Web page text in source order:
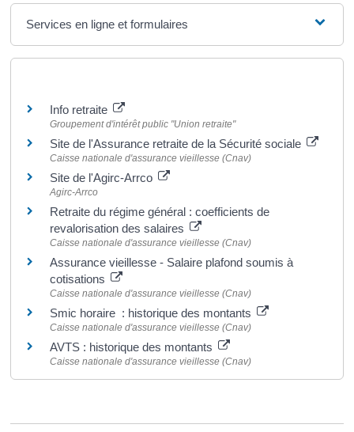
Services en ligne et formulaires
Info retraite
Groupement d'intérêt public "Union retraite"
Site de l'Assurance retraite de la Sécurité sociale
Caisse nationale d'assurance vieillesse (Cnav)
Site de l'Agirc-Arrco
Agirc-Arrco
Retraite du régime général : coefficients de
revalorisation des salaires
Caisse nationale d'assurance vieillesse (Cnav)
Assurance vieillesse - Salaire plafond soumis à
cotisations
Caisse nationale d'assurance vieillesse (Cnav)
Smic horaire : historique des montants
Caisse nationale d'assurance vieillesse (Cnav)
AVTS : historique des montants
Caisse nationale d'assurance vieillesse (Cnav)